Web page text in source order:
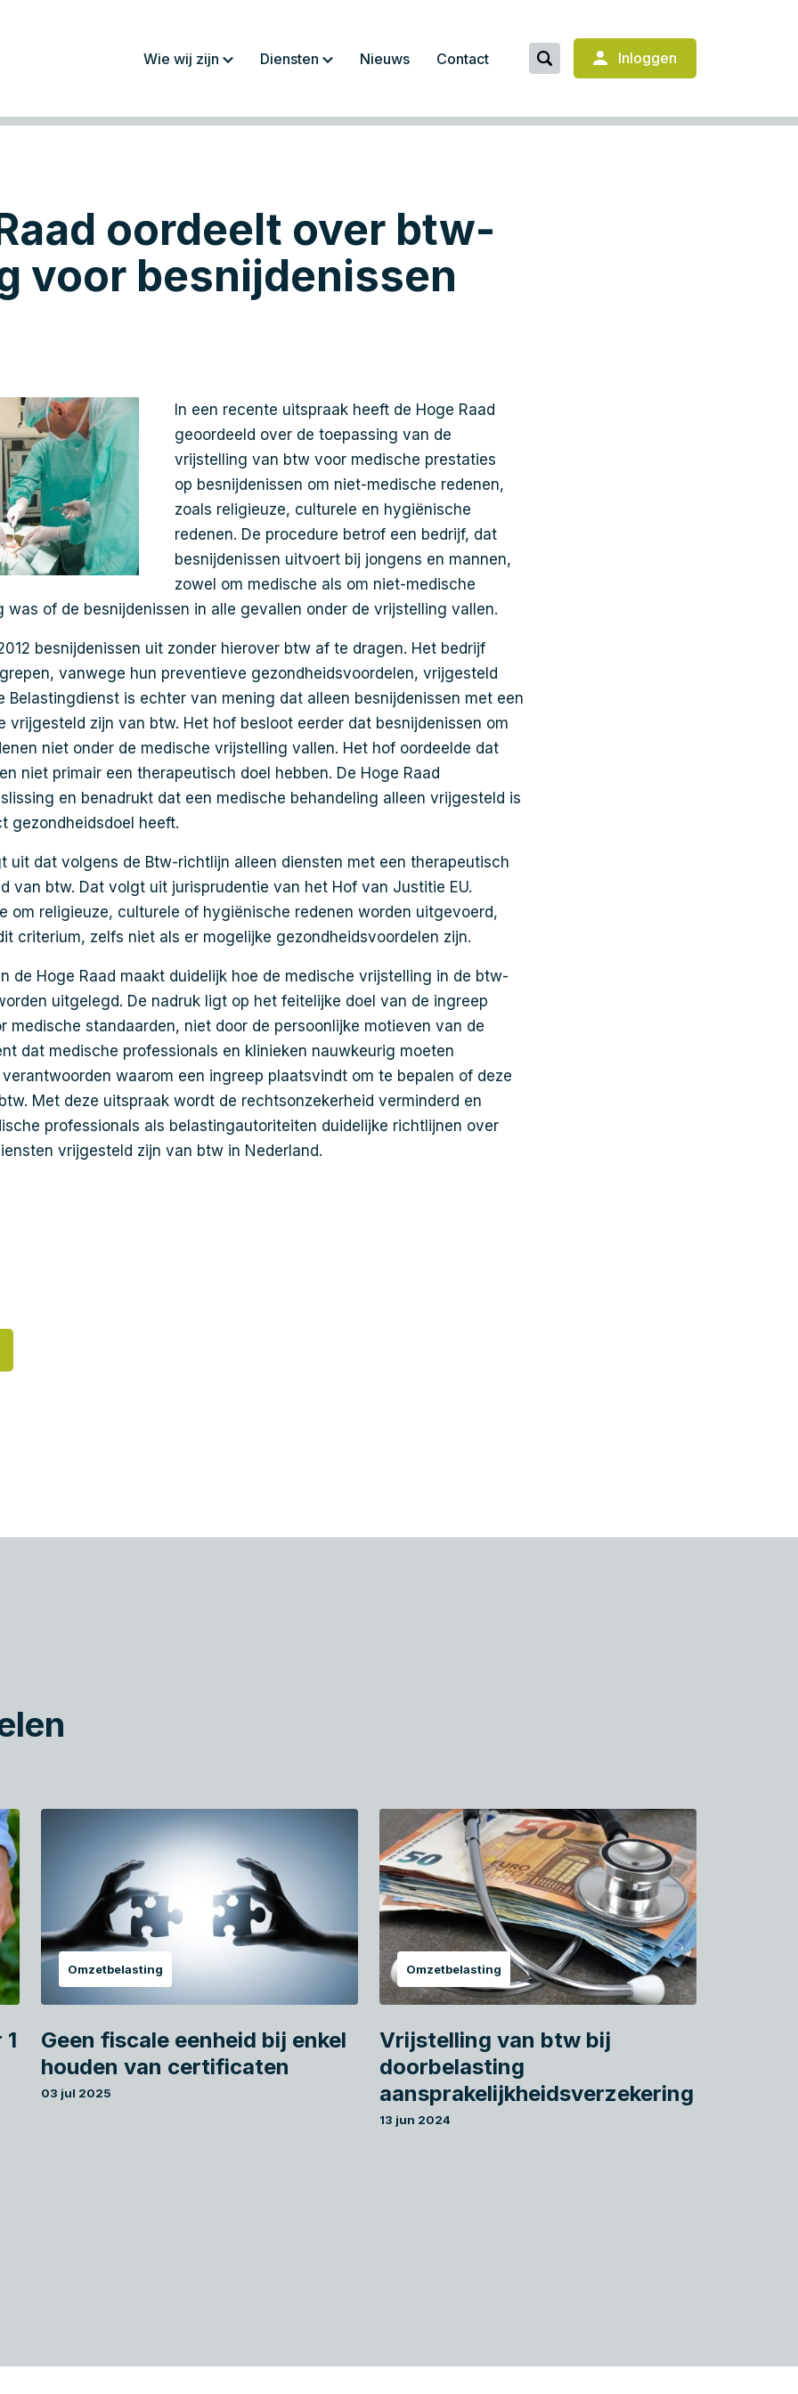
Wie wij zijn
Werken bij
Diensten
Salaris en personeel
Advies
Nieuws Contact Inloggen
oordeelt over btw-
voor besnijdenissen
In een recente uitspraak heeft de Hoge Raad
geoordeeld over de toepassing van de
vrijstelling van btw voor medische prestaties
op besnijdenissen om niet-medische redenen,
zoals religieuze, culturele en hygiënische
redenen. De procedure betrof een bedrijf, dat
besnijdenissen uitvoert bij jongens en mannen,
zowel om medische als om niet-medische
was of de besnijdenissen in alle gevallen onder de vrijstelling vallen.
besnijdenissen uit zonder hierover btw af te dragen. Het bedrijf
vanwege hun preventieve gezondheidsvoordelen, vrijgesteld
Belastingdienst is echter van mening dat alleen besnijdenissen met een
vrijgesteld zijn van btw. Het hof besloot eerder dat besnijdenissen om
niet onder de medische vrijstelling vallen. Het hof oordeelde dat
niet primair een therapeutisch doel hebben. De Hoge Raad
en benadrukt dat een medische behandeling alleen vrijgesteld is
gezondheidsdoel heeft.
uit dat volgens de Btw-richtlijn alleen diensten met een therapeutisch
van btw. Dat volgt uit jurisprudentie van het Hof van Justitie EU.
om religieuze, culturele of hygiënische redenen worden uitgevoerd,
criterium, zelfs niet als er mogelijke gezondheidsvoordelen zijn.
de Hoge Raad maakt duidelijk hoe de medische vrijstelling in de btw-
uitgelegd. De nadruk ligt op het feitelijke doel van de ingreep
medische standaarden, niet door de persoonlijke motieven van de
dat medische professionals en klinieken nauwkeurig moeten
waarom een ingreep plaatsvindt om te bepalen of deze
Met deze uitspraak wordt de rechtsonzekerheid verminderd en
professionals als belastingautoriteiten duidelijke richtlijnen over
vrijgesteld zijn van btw in Nederland.
Omzetbelasting
Geen fiscale eenheid bij enkel
houden van certificaten
03 jul 2025
Omzetbelasting
Vrijstelling van btw bij
doorbelasting
aansprakelijkheidsverzekering
13 jun 2024